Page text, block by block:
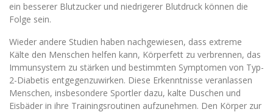
ein besserer Blutzucker und niedrigerer Blutdruck können die
Folge sein.
Wieder andere Studien haben nachgewiesen, dass extreme
Kälte den Menschen helfen kann, Körperfett zu verbrennen, das
Immunsystem zu stärken und bestimmten Symptomen von Typ-
2-Diabetis entgegenzuwirken. Diese Erkenntnisse veranlassen
Menschen, insbesondere Sportler dazu, kalte Duschen und
Eisbäder in ihre Trainingsroutinen aufzunehmen. Den Körper zur